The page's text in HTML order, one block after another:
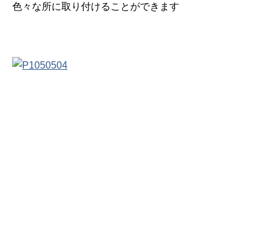
色々な所に取り付けることができます